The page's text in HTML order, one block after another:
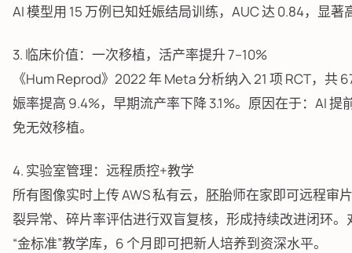
AI 模型用 15 万例已知妊娠结局训练，AUC 达 0.84，显著
3. 临床价值：一次移植，活产率提升 7–10%
《Hum Reprod》2022 年 Meta 分析纳入 21 项 RCT，共
娠率提高 9.4%，早期流产率下降 3.1%。原因在于：AI
免无效移植。
4. 实验室管理：远程质控+教学
所有图像实时上传 AWS 私有云，胚胎师在家即可远程审
裂异常、碎片率评估进行双盲复核，形成持续改进闭环
“金标准”教学库，6 个月即可把新人培养到资深水平。